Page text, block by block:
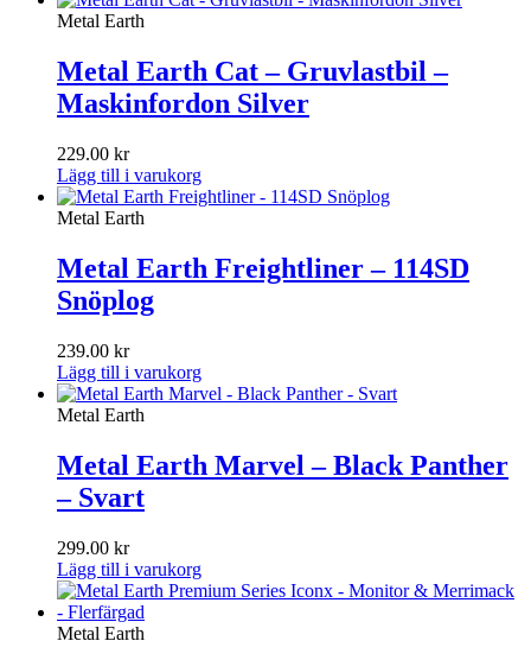
Metal Earth
Metal Earth Cat – Gruvlastbil –
Maskinfordon Silver
229.00 kr
Lägg till i varukorg
Metal Earth
Metal Earth Freightliner – 114SD
Snöplog
239.00 kr
Lägg till i varukorg
Metal Earth
Metal Earth Marvel – Black Panther
– Svart
299.00 kr
Lägg till i varukorg
Metal Earth